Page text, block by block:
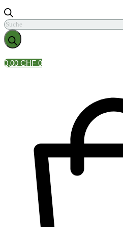
Products
search
0,00 CHF 0